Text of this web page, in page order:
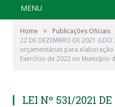
MENU
Home » Publicações Oficiais
22 DE DEZEMBRO DE 2021
orçamentárias para
Exercício de 2022 no Município
LEI Nº 531/2021 DE